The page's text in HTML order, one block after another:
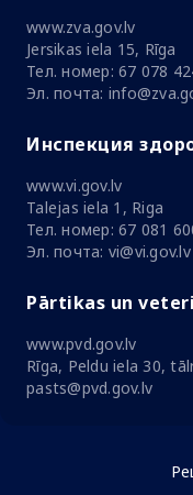
www.zva.gov.lv
Jersikas iela 15, Rīga
Тел. номер: 67 078
Эл. почта:
Инспекция
www.vi.gov.lv
Talejas iela 1, Riga
Тел. номер: 67 081
Эл. почта: vi@vi.gov.lv
Pārtikas un
www.pvd.gov.lv
Rīga, Peldu iela 30,
pasts@pvd.gov.lv